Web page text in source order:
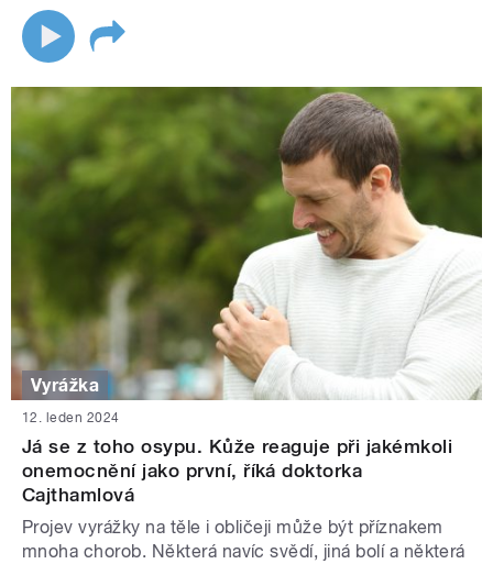
Vyrážka
12. leden 2024
Já se z toho osypu. Kůže reaguje při jakémkoli
onemocnění jako první, říká doktorka
Cajthamlová
Projev vyrážky na těle i obličeji může být příznakem
mnoha chorob. Některá navíc svědí, jiná bolí a některá